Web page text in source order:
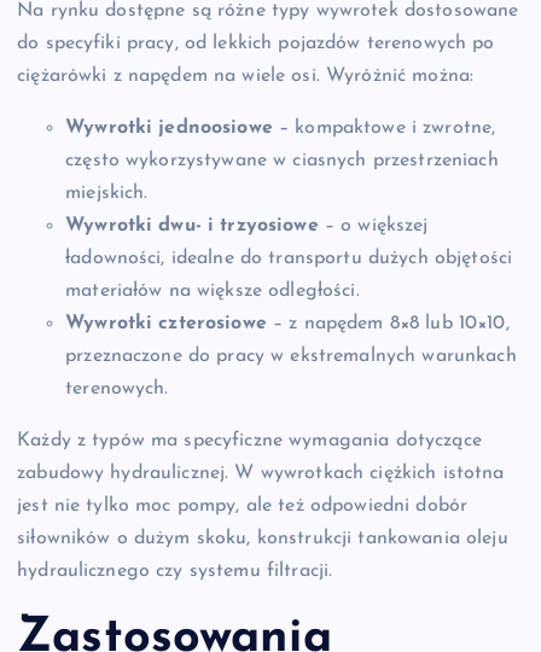
Na rynku dostępne są różne typy wywrotek dostosowane
do specyfiki pracy, od lekkich pojazdów terenowych po
ciężarówki z napędem na wiele osi. Wyróżnić można:
Wywrotki jednoosiowe– kompaktowe i zwrotne,
często wykorzystywane w ciasnych przestrzeniach
miejskich.
Wywrotki dwu- i trzyosiowe– o większej
ładowności, idealne do transportu dużych objętości
materiałów na większe odległości.
Wywrotki czterosiowe– z napędem 8×8 lub 10×10,
przeznaczone do pracy w ekstremalnych warunkach
terenowych.
Każdy z typów ma specyficzne wymagania dotyczące
zabudowy hydraulicznej. W wywrotkach ciężkich istotna
jest nie tylko moc pompy, ale też odpowiedni dobór
siłowników o dużym skoku, konstrukcji tankowania oleju
hydraulicznego czy systemu filtracji.
Zastosowania